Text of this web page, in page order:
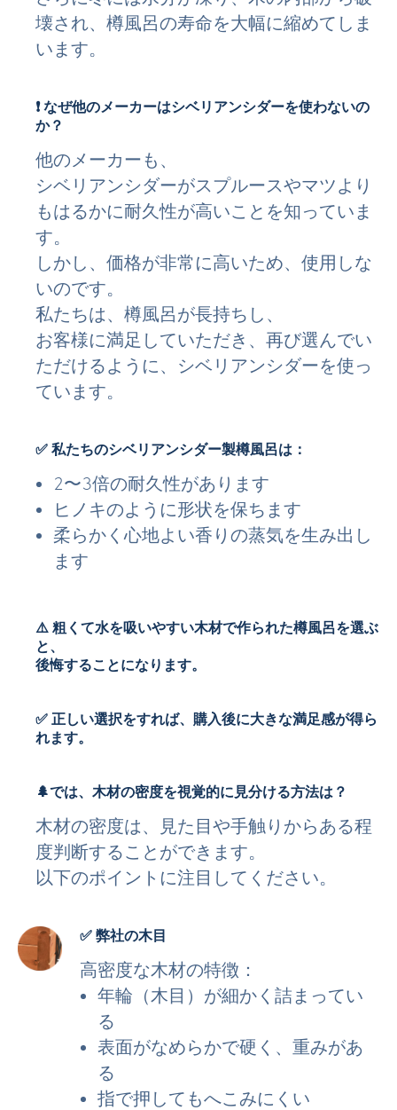
壊され、樽風呂の寿命を大幅に縮めてしま
います。
❗ なぜ他のメーカーはシベリアンシダーを使わないの
か？
他のメーカーも、
シベリアンシダーがスプルースやマツより
もはるかに耐久性が高いことを知っていま
す。
しかし、価格が非常に高いため、使用しな
いのです。
私たちは、樽風呂が長持ちし、
お客様に満足していただき、再び選んでい
ただけるように、シベリアンシダーを使っ
ています。
✅ 私たちのシベリアンシダー製樽風呂は：
2〜3倍の耐久性があります
ヒノキのように形状を保ちます
柔らかく心地よい香りの蒸気を生み出し
ます
⚠️ 粗くて水を吸いやすい木材で作られた樽風呂を選ぶ
と、
後悔することになります。
✅ 正しい選択をすれば、購入後に大きな満足感が得ら
れます。
🌲では、木材の密度を視覚的に見分ける方法は？
木材の密度は、見た目や手触りからある程
度判断することができます。
以下のポイントに注目してください。
✅ 弊社の木目
高密度な木材の特徴：
年輪（木目）が細かく詰まってい
る
表面がなめらかで硬く、重みがあ
る
指で押してもへこみにくい